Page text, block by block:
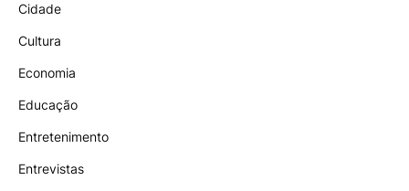
Cidade
Cultura
Economia
Educação
Entretenimento
Entrevistas